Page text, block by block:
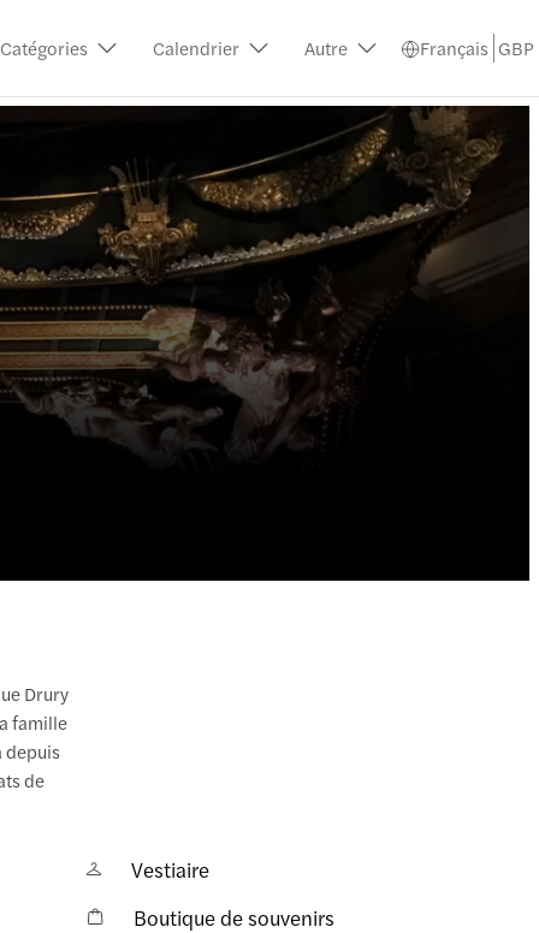
Catégories Calendrier Autre Français GBP
Drury
famille
depuis
de
Vestiaire
Boutique de souvenirs